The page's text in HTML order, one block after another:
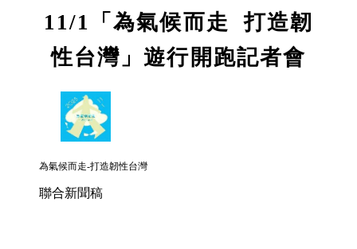
11/1「為氣候而走 打造韌
性台灣」遊行開跑記者會
為氣候而走-打造韌性台灣
聯合新聞稿